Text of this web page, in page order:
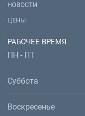
НОВОСТИ
ЦЕНЫ
РАБОЧЕЕ ВРЕМЯ
ПН - ПТ
Суббота
Воскресенье